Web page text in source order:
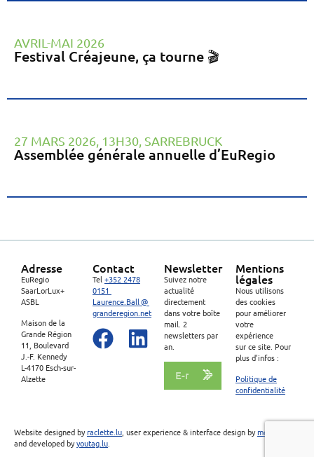
AVRIL-MAI 2026
Festival Créajeune, ça tourne 🎬
27 MARS 2026, 13H30, SARREBRUCK
Assemblée générale annuelle d’EuRegio
Adresse
EuRegio
SaarLorLux+
ASBL
Maison de la
Grande Région
11, Boulevard
J.-F. Kennedy
L-4170 Esch-sur-
Alzette
Contact
Tel +352 2478
0151
Laurence.Ball @
granderegion.net
Newsletter
Suivez notre
actualité
directement
dans votre boîte
mail. 2
newsletters par
an.
Mentions
légales
Nous utilisons
des cookies
pour améliorer
votre
expérience
sur ce site. Pour
plus d’infos :
Politique de
confidentialité
Website designed byraclette.lu, user experience & interface design bymoons.lu
and developed byyoutag.lu.